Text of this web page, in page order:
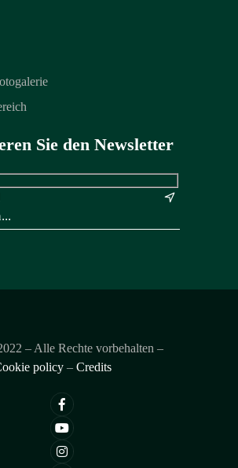
Sie den Newsletter
&
– Alle Rechte vorbehalten –
policy – Credits